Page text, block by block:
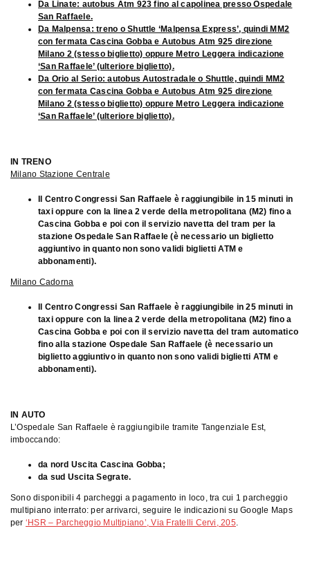
Da Linate: autobus Atm 923 fino al capolinea presso Ospedale
San Raffaele.
Da Malpensa: treno o Shuttle ‘Malpensa Express’, quindi MM2
con fermata Cascina Gobba e Autobus Atm 925 direzione
Milano 2 (stesso biglietto) oppure Metro Leggera indicazione
‘San Raffaele’ (ulteriore biglietto).
Da Orio al Serio:autobus Autostradale o Shuttle, quindi MM2
con fermata Cascina Gobba e Autobus Atm 925 direzione
Milano 2 (stesso biglietto) oppure Metro Leggera indicazione
‘San Raffaele’ (ulteriore biglietto).
IN TRENO
Milano Stazione Centrale
Il Centro Congressi San Raffaele è raggiungibile in 15 minuti in
taxi oppure con la linea 2 verde della metropolitana (M2) fino a
Cascina Gobba e poi con il servizio navetta del tram per la
stazione Ospedale San Raffaele (è necessario un biglietto
aggiuntivo in quanto non sono validi biglietti ATM e
abbonamenti).
Milano Cadorna
Il Centro Congressi San Raffaele è raggiungibile in 25 minuti in
taxi oppure con la linea 2 verde della metropolitana (M2) fino a
Cascina Gobba e poi con il servizio navetta del tram automatico
fino alla stazione Ospedale San Raffaele (è necessario un
biglietto aggiuntivo in quanto non sono validi biglietti ATM e
abbonamenti).
IN AUTO
L’Ospedale San Raffaele è raggiungibile tramite Tangenziale Est,
imboccando:
da nord Uscita Cascina Gobba;
da sud Uscita Segrate.
Sono disponibili 4 parcheggi a pagamento in loco, tra cui 1 parcheggio
multipiano interrato: per arrivarci, seguire le indicazioni su Google Maps
per ‘HSR – Parcheggio Multipiano’, Via Fratelli Cervi, 205